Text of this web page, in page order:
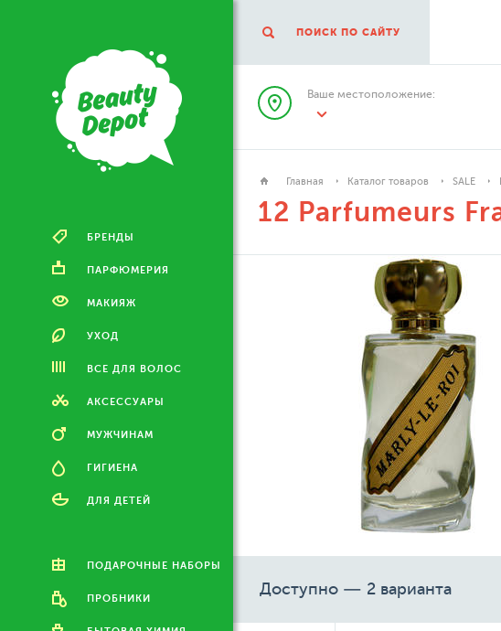
БРЕНДЫ
ПАРФЮМЕРИЯ
МАКИЯЖ
УХОД
ВСЕ ДЛЯ ВОЛОС
АКСЕССУАРЫ
МУЖЧИНАМ
ГИГИЕНА
ДЛЯ ДЕТЕЙ
ПОДАРОЧНЫЕ НАБОРЫ
ПРОБНИКИ
ПОИСК ПО САЙТУ
Ваше местоположение:
Главная Каталог товаров SALE
12 Parfumeurs
Доступно — 2 варианта